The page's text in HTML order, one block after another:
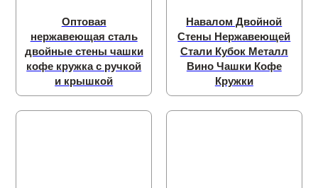
Оптовая
нержавеющая сталь
двойные стены чашки
кофе кружка с ручкой
и крышкой
Навалом Двойной
Стены Нержавеющей
Стали Кубок Металл
Вино Чашки Кофе
Кружки